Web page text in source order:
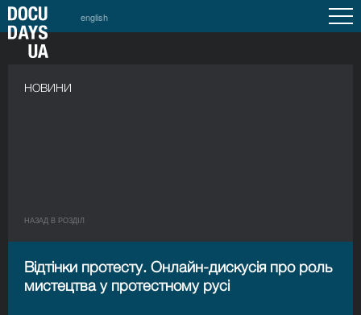
english
НОВИНИ
НАЗАД В РОЗДIЛ
Відтінки протесту. Онлайн-дискусія про роль
мистецтва у протестному русі